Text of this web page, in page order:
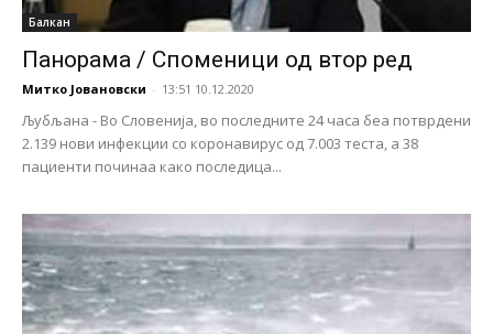
Балкан
Панорама / Споменици од втор ред
Митко Јовановски - 13:51 10.12.2020
Љубљана - Во Словенија, во последните 24 часа беа потврдени
2.139 нови инфекции со коронавирус од 7.003 теста, а 38
пациенти починаа како последица...